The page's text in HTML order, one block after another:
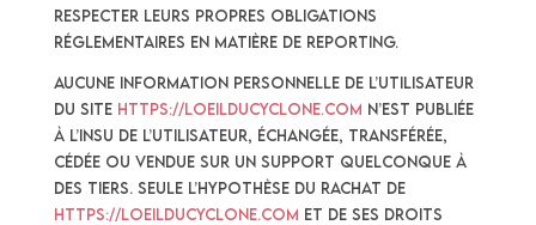
respecter leurs propres obligations
réglementaires en matière de reporting.
Aucune information personnelle de l’utilisateur
du site https://loeilducyclone.com n’est publiée
à l’insu de l’utilisateur, échangée, transférée,
cédée ou vendue sur un support quelconque à
des tiers. Seule l’hypothèse du rachat de
https://loeilducyclone.com et de ses droits